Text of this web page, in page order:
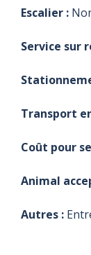
Escalier :
Service sur
Transport
Coût pour
Animal
Autres :